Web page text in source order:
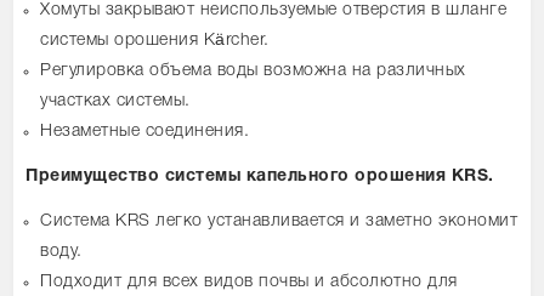
Хомуты закрывают неиспользуемые отверстия в шланге
системы орошения Kärcher.
Регулировка объема воды возможна на различных
участках системы.
Незаметные соединения.
Преимущество системы капельного орошения KRS.
Система KRS легко устанавливается и заметно экономит
воду.
Подходит для всех видов почвы и абсолютно для